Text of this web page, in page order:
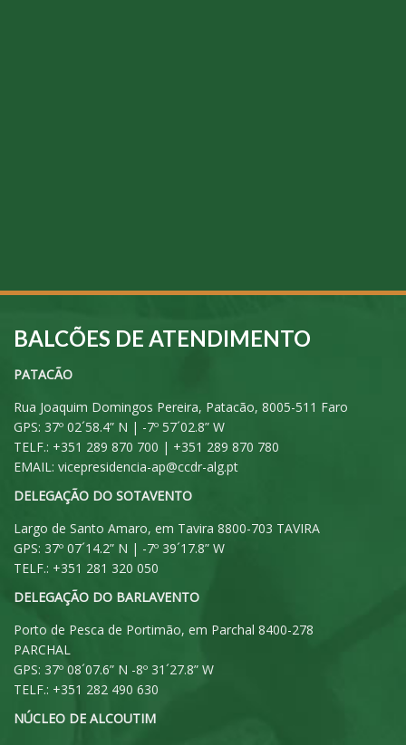
BALCÕES DE ATENDIMENTO
PATACÃO
Rua Joaquim Domingos Pereira, Patacão, 8005-511 Faro
GPS: 37º 02´58.4” N | -7º 57´02.8” W
TELF.: +351 289 870 700 | +351 289 870 780
EMAIL: vicepresidencia-ap@ccdr-alg.pt
DELEGAÇÃO DO SOTAVENTO
Largo de Santo Amaro, em Tavira 8800-703 TAVIRA
GPS: 37º 07´14.2” N | -7º 39´17.8” W
TELF.: +351 281 320 050
DELEGAÇÃO DO BARLAVENTO
Porto de Pesca de Portimão, em Parchal 8400-278
PARCHAL
GPS: 37º 08´07.6” N -8º 31´27.8” W
TELF.: +351 282 490 630
NÚCLEO DE ALCOUTIM